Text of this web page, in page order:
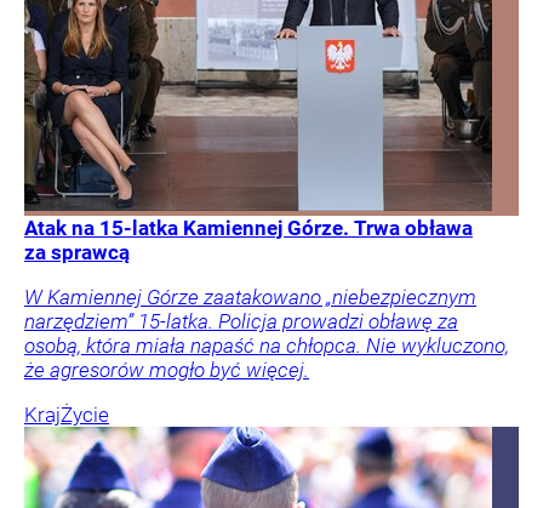
Atak na 15-latka Kamiennej Górze. Trwa obława
za sprawcą
W Kamiennej Górze zaatakowano „niebezpiecznym
narzędziem” 15-latka. Policja prowadzi obławę za
osobą, która miała napaść na chłopca. Nie wykluczono,
że agresorów mogło być więcej.
KrajŻycie